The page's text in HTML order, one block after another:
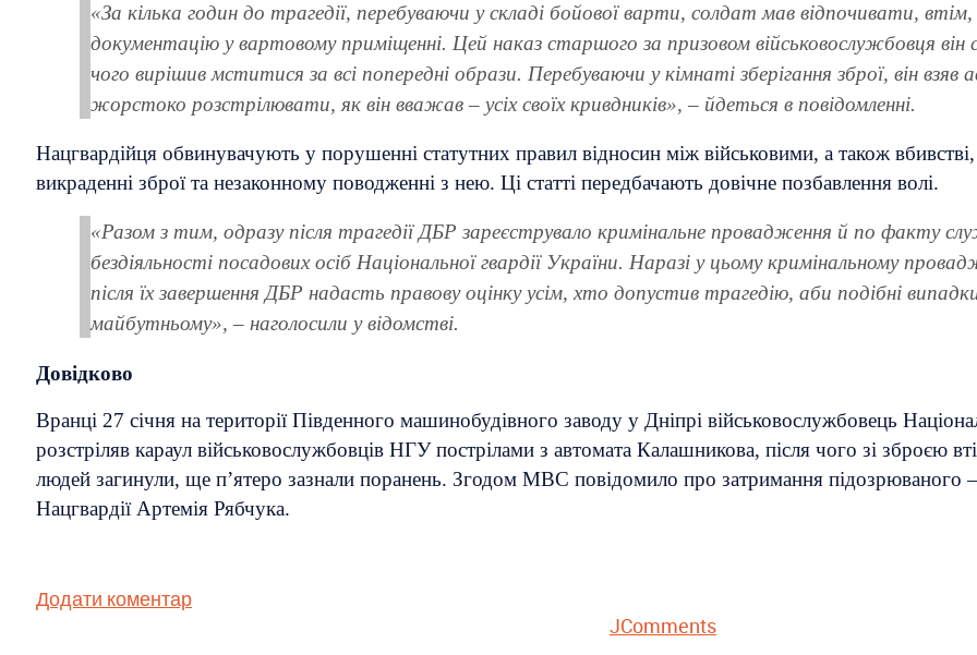
«За кілька годин до трагедії, перебуваючи у складі бойової варти, солдат мав відпочивати,
документацію у вартовому приміщенні. Цей наказ старшого за призовом військовослужбовця він
чого вирішив мститися за всі попередні образи. Перебуваючи у кімнаті зберігання зброї, він
жорстоко розстрілювати, як він вважав – усіх своїх кривдників», – йдеться в повідомленні.
Нацгвардійця обвинувачують у порушенні статутних правил відносин між військовими, а також вбивстві,
викраденні зброї та незаконному поводженні з нею. Ці статті передбачають довічне позбавлення волі.
«Разом з тим, одразу після трагедії ДБР зареєструвало кримінальне провадження й по факту
бездіяльності посадових осіб Національної гвардії України. Наразі у цьому кримінальному
після їх завершення ДБР надасть правову оцінку усім, хто допустив трагедію, аби подібні
майбутньому», – наголосили у відомстві.
Довідково
Вранці 27 січня на території Південного машинобудівного заводу у Дніпрі військовослужбовець
розстріляв караул військовослужбовців НГУ пострілами з автомата Калашникова, після чого зі зброєю
людей загинули, ще п’ятеро зазнали поранень. Згодом МВС повідомило про затримання підозрюваного
Нацгвардії Артемія Рябчука.
Додати коментар
JComments